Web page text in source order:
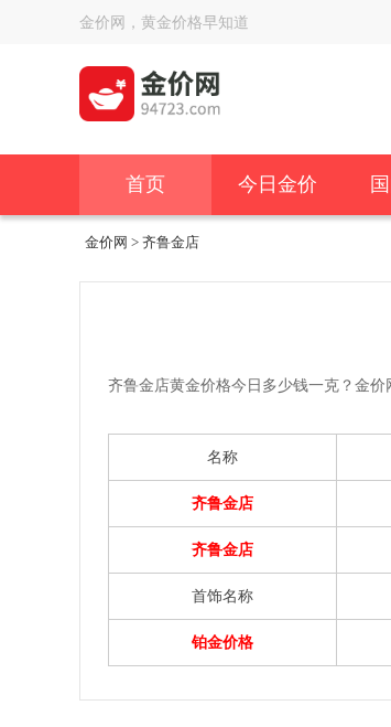
金价网，黄金价格早知道
首页 今日金价
金价网 > 齐鲁金店
齐鲁金店黄金价格今日多少钱一克？金
名称
齐鲁金店
齐鲁金店
首饰名称
铂金价格